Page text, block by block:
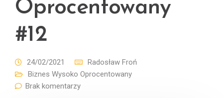
Oprocentowany
#12
24/02/2021
Radosław Froń
Biznes Wysoko Oprocentowany
Brak komentarzy